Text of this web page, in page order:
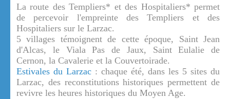
La route des Templiers* et des Hospitaliers* permet
de percevoir l'empreinte des Templiers et des
Hospitaliers sur le Larzac.
5 villages témoignent de cette époque, Saint Jean
d'Alcas, le Viala Pas de Jaux, Saint Eulalie de
Cernon, la Cavalerie et la Couvertoirade.
Estivales du Larzac : chaque été, dans les 5 sites du
Larzac, des reconstitutions historiques permettent de
revivre les heures historiques du Moyen Age.